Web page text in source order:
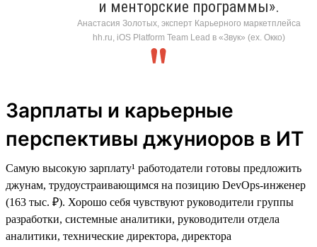
и менторские программы».
Анастасия Золотых, эксперт Карьерного маркетплейса
hh.ru, iOS Platform Team Lead в «Звук» (ex. Окко)
Зарплаты и карьерные
перспективы джуниоров в ИТ
Самую высокую зарплату¹ работодатели готовы предложить
джунам, трудоустраивающимся на позицию DevOps-инженер
(163 тыс. ₽). Хорошо себя чувствуют руководители группы
разработки, системные аналитики, руководители отдела
аналитики, технические директора, директора